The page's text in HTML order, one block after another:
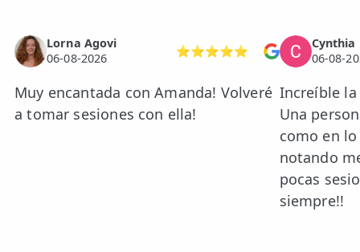
Lorna Agovi
06-08-2026
⭐⭐⭐⭐⭐
Muy encantada con Amanda! Volveré
a tomar sesiones con ella!
Cynthia
06-08-
Increíble la
Una
como en
notando
pocas
siempre!!